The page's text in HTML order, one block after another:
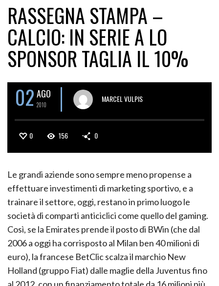
RASSEGNA STAMPA –
CALCIO: IN SERIE A LO
SPONSOR TAGLIA IL 10%
02 AGO
2010
MARCEL VULPIS
0 156 0
Le grandi aziende sono sempre meno propense a
effettuare investimenti di marketing sportivo, e a
trainare il settore, oggi, restano in primo luogo le
società di comparti anticiclici come quello del gaming.
Così, se la Emirates prende il posto di BWin (che dal
2006 a oggi ha corrisposto al Milan ben 40 milioni di
euro), la francese BetClic scalza il marchio New
Holland (gruppo Fiat) dalle maglie della Juventus fino